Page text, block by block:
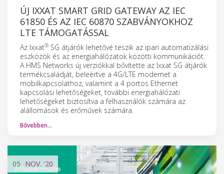
ÚJ IXXAT SMART GRID GATEWAY AZ IEC
61850 ÉS AZ IEC 60870 SZABVÁNYOKHOZ
LTE TÁMOGATÁSSAL
Az Ixxat® SG átjárók lehetővé teszik az ipari automatizálási
eszközök és az energiahálózatok közötti kommunikációt.
A HMS Networks új verziókkal bővítette az Ixxat SG átjárók
termékcsaládját, beleértve a 4G/LTE modemet a
mobilkapcsolathoz, valamint a 4 portos Ethernet
kapcsolási lehetőségeket, további energiahálózati
lehetőségeket biztosítva a felhasználók számára az
alállomások és erőművek számára.
Bővebben…
05 NOV. '20